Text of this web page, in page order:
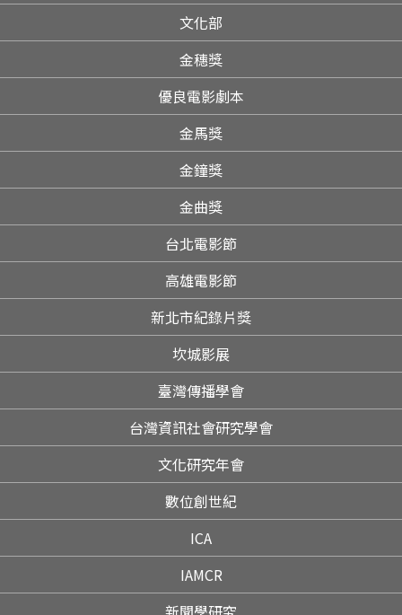
文化部
金穗獎
優良電影劇本
金馬獎
金鐘獎
金曲獎
台北電影節
高雄電影節
新北市紀錄片獎
坎城影展
臺灣傳播學會
台灣資訊社會研究學會
文化研究年會
數位創世紀
ICA
IAMCR